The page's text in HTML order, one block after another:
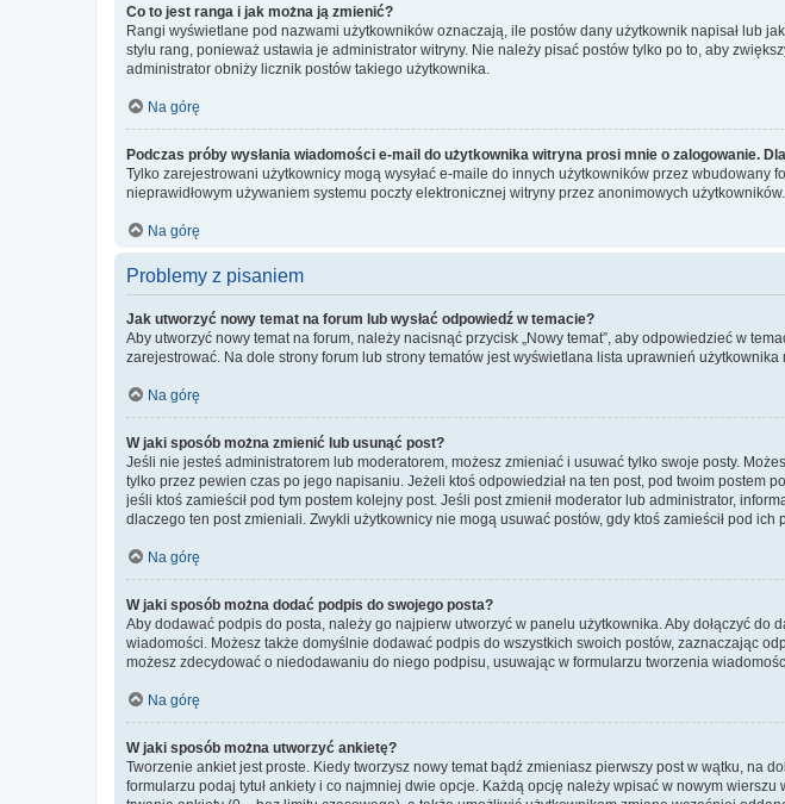
Co to jest ranga i jak można ją zmienić?
Rangi wyświetlane pod nazwami użytkowników oznaczają, ile postów dany użytkownik napisał lub
stylu rang, ponieważ ustawia je administrator witryny. Nie należy pisać postów tylko po to, aby
administrator obniży licznik postów takiego użytkownika.
Na górę
Podczas próby wysłania wiadomości e-mail do użytkownika witryna prosi mnie o zalogowanie.
Tylko zarejestrowani użytkownicy mogą wysyłać e-maile do innych użytkowników przez wbudowany
nieprawidłowym używaniem systemu poczty elektronicznej witryny przez anonimowych użytkowników.
Na górę
Problemy z pisaniem
Jak utworzyć nowy temat na forum lub wysłać odpowiedź w temacie?
Aby utworzyć nowy temat na forum, należy nacisnąć przycisk „Nowy temat”, aby odpowiedzieć w
zarejestrować. Na dole strony forum lub strony tematów jest wyświetlana lista uprawnień
Na górę
W jaki sposób można zmienić lub usunąć post?
Jeśli nie jesteś administratorem lub moderatorem, możesz zmieniać i usuwać tylko swoje posty.
tylko przez pewien czas po jego napisaniu. Jeżeli ktoś odpowiedział na ten post, pod twoim postem
jeśli ktoś zamieścił pod tym postem kolejny post. Jeśli post zmienił moderator lub administrator,
dlaczego ten post zmieniali. Zwykli użytkownicy nie mogą usuwać postów, gdy ktoś zamieścił pod ich
Na górę
W jaki sposób można dodać podpis do swojego posta?
Aby dodawać podpis do posta, należy go najpierw utworzyć w panelu użytkownika. Aby dołączyć do
wiadomości. Możesz także domyślnie dodawać podpis do wszystkich swoich postów, zaznaczając
możesz zdecydować o niedodawaniu do niego podpisu, usuwając w formularzu tworzenia
Na górę
W jaki sposób można utworzyć ankietę?
Tworzenie ankiet jest proste. Kiedy tworzysz nowy temat bądź zmieniasz pierwszy post w wątku, na
formularzu podaj tytuł ankiety i co najmniej dwie opcje. Każdą opcję należy wpisać w nowym